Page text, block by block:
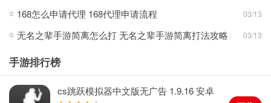
1.精彩的战斗与炫彩炫彩的技技效果，不但能感受刺激的动作搏击游
2.每种不同的挑战同时，多级挑战增加了玩家玩的乐趣，配合每一个
角色精彩的战斗内容，你能遇到的怪物也不一样。
3.僵尸、怪兽、各式各样的怪兽，以及随意选择不同风格的连招英
雄，以及他们的特殊技能，使战斗刺激异常激烈。
168怎么申请代理 168代理申请流程 03/13
无名之辈手游简离怎么打 无名之辈手游简离打法攻略 03/13
手游排行榜
cs跳跃模拟器中文版无广告 1.9.16 安卓